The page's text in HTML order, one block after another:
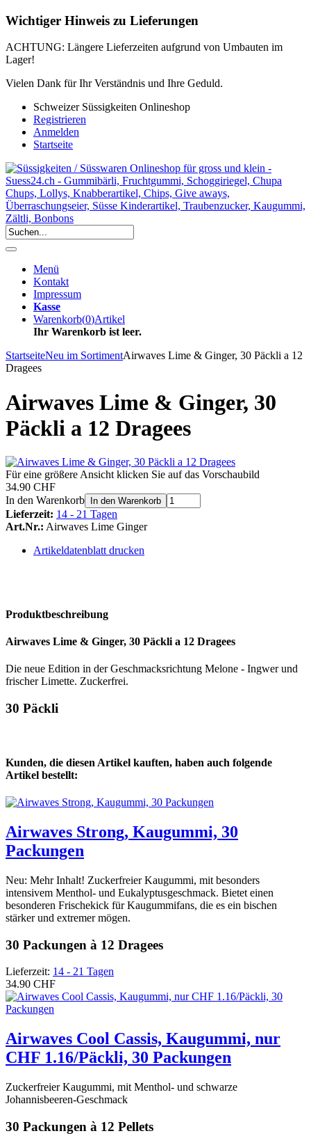
Wichtiger Hinweis zu Lieferungen
ACHTUNG: Längere Lieferzeiten aufgrund von Umbauten im
Lager!
Vielen Dank für Ihr Verständnis und Ihre Geduld.
Schweizer Süssigkeiten Onlineshop
Registrieren
Anmelden
Startseite
Menü
Kontakt
Impressum
Kasse
Warenkorb(0)Artikel
Ihr Warenkorb ist leer.
StartseiteNeu im SortimentAirwaves Lime & Ginger, 30 Päckli a 12
Dragees
Airwaves Lime & Ginger, 30
Päckli a 12 Dragees
Für eine größere Ansicht klicken Sie auf das Vorschaubild
34.90 CHF
In den Warenkorb
In den Warenkorb
Lieferzeit: 14 - 21 Tagen
Art.Nr.: Airwaves Lime Ginger
Artikeldatenblatt drucken
Produktbeschreibung
Airwaves Lime & Ginger, 30 Päckli a 12 Dragees
Die neue Edition in der Geschmacksrichtung Melone - Ingwer und
frischer Limette. Zuckerfrei.
30 Päckli
Kunden, die diesen Artikel kauften, haben auch folgende
Artikel bestellt:
Airwaves Strong, Kaugummi, 30
Packungen
Neu: Mehr Inhalt! Zuckerfreier Kaugummi, mit besonders
intensivem Menthol- und Eukalyptusgeschmack. Bietet einen
besonderen Frischekick für Kaugummifans, die es ein bischen
stärker und extremer mögen.
30 Packungen à 12 Dragees
Lieferzeit: 14 - 21 Tagen
34.90 CHF
Airwaves Cool Cassis, Kaugummi, nur
CHF 1.16/Päckli, 30 Packungen
Zuckerfreier Kaugummi, mit Menthol- und schwarze
Johannisbeeren-Geschmack
30 Packungen à 12 Pellets